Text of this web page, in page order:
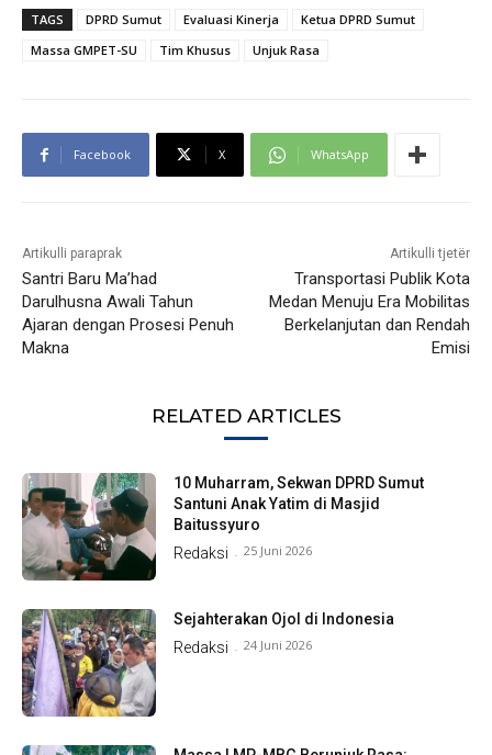
TAGS DPRD Sumut Evaluasi Kinerja
Ketua DPRD Sumut
Massa GMPET-SU
Tim Khusus Unjuk Rasa
Facebook X WhatsApp
Artikulli paraprak
Santri Baru Ma’had
Darulhusna Awali Tahun
Ajaran dengan Prosesi Penuh
Makna
Artikulli tjetër
Transportasi Publik Kota
Medan Menuju Era Mobilitas
Berkelanjutan dan Rendah
Emisi
RELATED ARTICLES
10 Muharram, Sekwan DPRD Sumut
Santuni Anak Yatim di Masjid
Baitussyuro
Redaksi - 25 Juni 2026
Sejahterakan Ojol di Indonesia
Redaksi - 24 Juni 2026